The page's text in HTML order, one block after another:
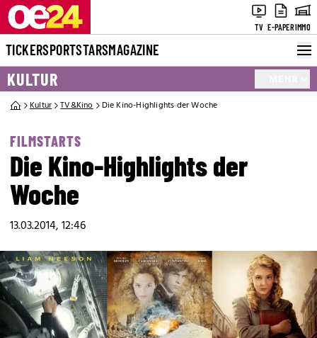
TV E-PAPERIMMO
TICKERSPORTSTARSMAGAZINE
KULTUR
Kultur TV&Kino Die Kino-Highlights der Woche
FILMSTARTS
Die Kino-Highlights der
Woche
13.03.2014, 12:46